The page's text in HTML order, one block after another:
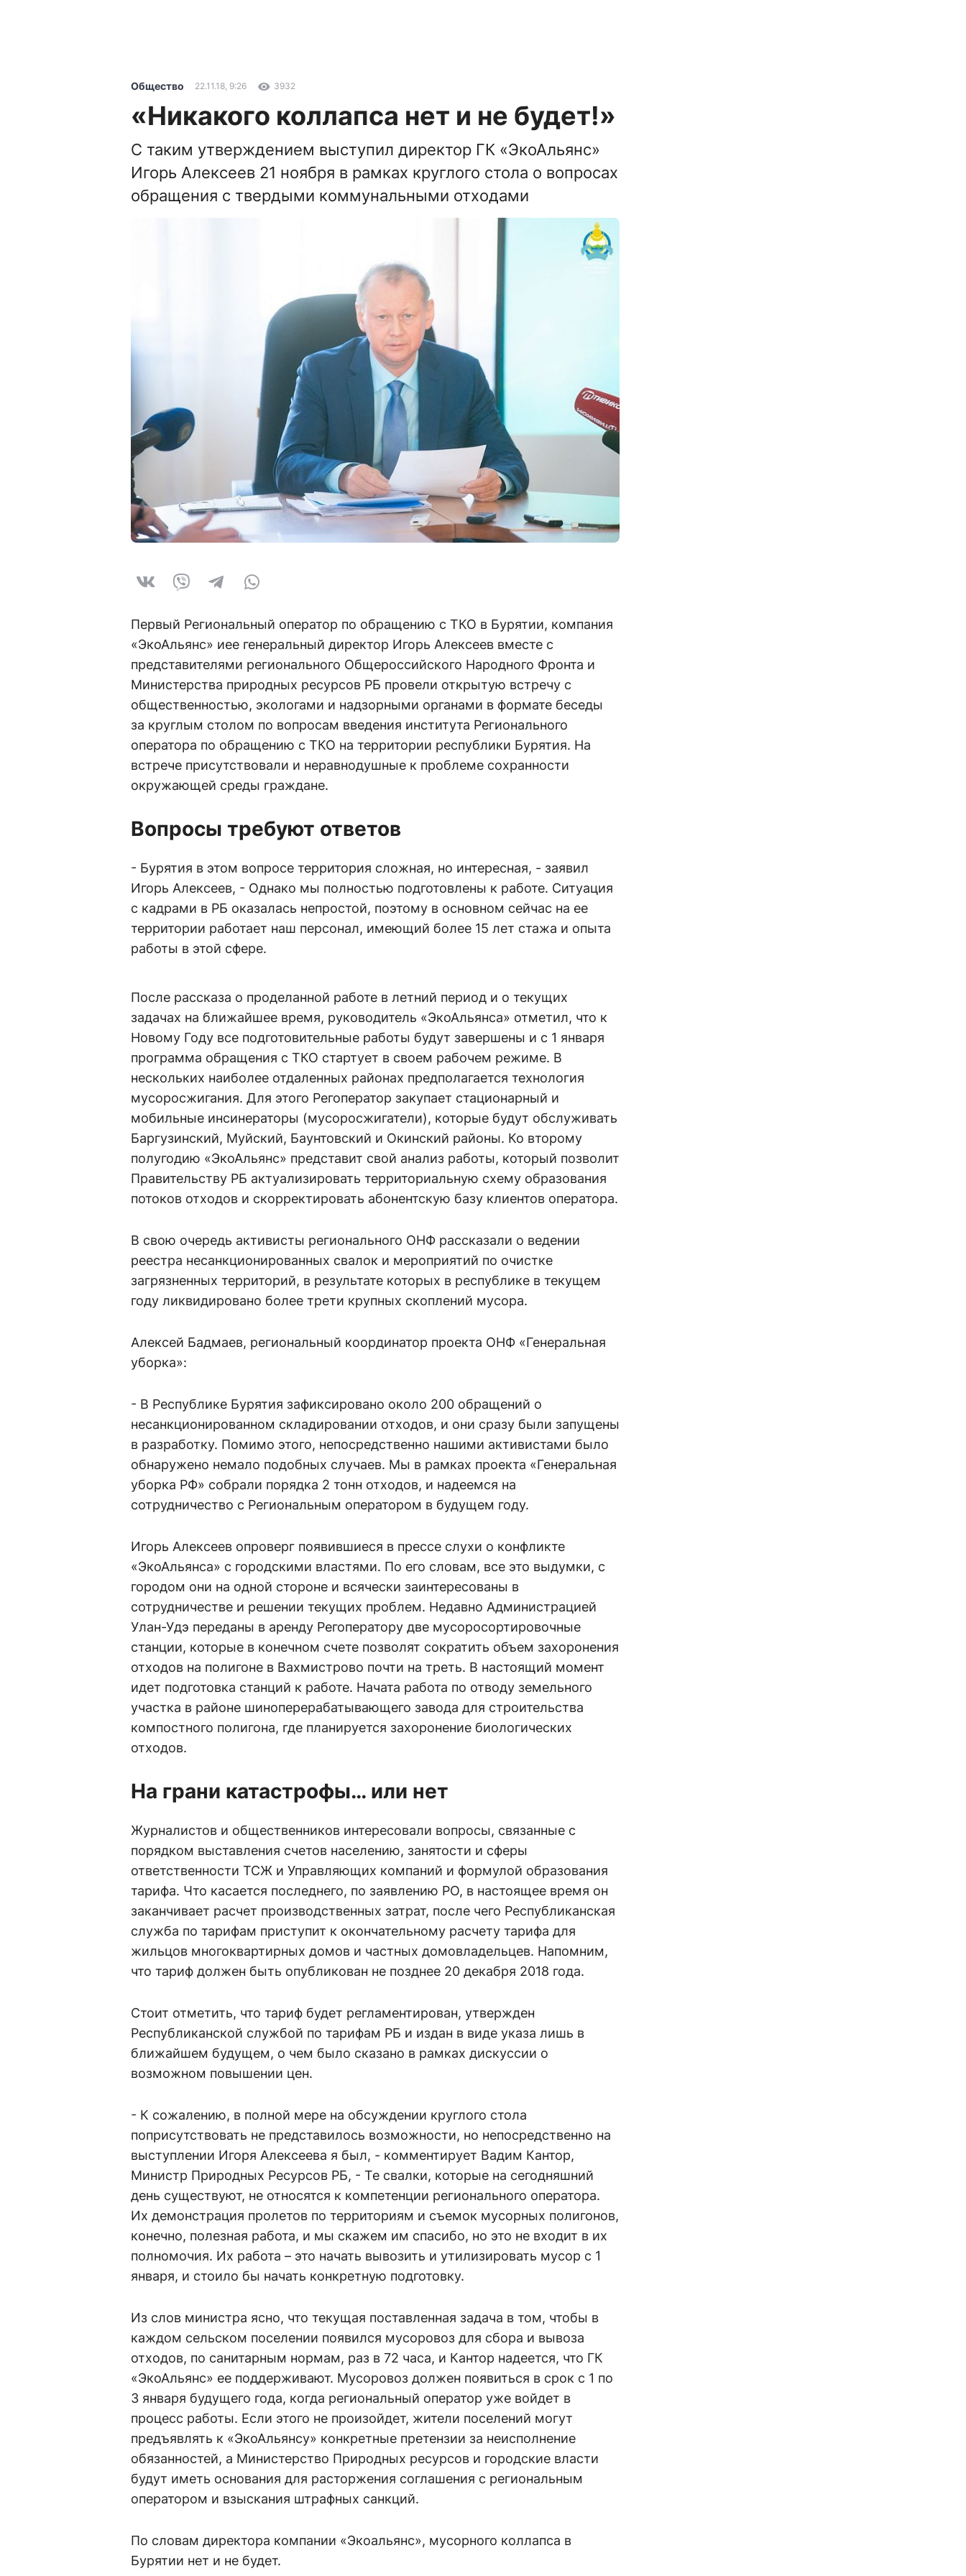
Общество 22.11.18, 9:26 3932
«Никакого коллапса нет и не будет!»
С таким утверждением выступил директор ГК «ЭкоАльянс»
Игорь Алексеев 21 ноября в рамках круглого стола о вопросах
обращения с твердыми коммунальными отходами
Первый Региональный оператор по обращению с ТКО в Бурятии, компания
«ЭкоАльянс» иее генеральный директор Игорь Алексеев вместе с
представителями регионального Общероссийского Народного Фронта и
Министерства природных ресурсов РБ провели открытую встречу с
общественностью, экологами и надзорными органами в формате беседы
за круглым столом по вопросам введения института Регионального
оператора по обращению с ТКО на территории республики Бурятия. На
встрече присутствовали и неравнодушные к проблеме сохранности
окружающей среды граждане.
Вопросы требуют ответов
- Бурятия в этом вопросе территория сложная, но интересная, - заявил
Игорь Алексеев, - Однако мы полностью подготовлены к работе. Ситуация
с кадрами в РБ оказалась непростой, поэтому в основном сейчас на ее
территории работает наш персонал, имеющий более 15 лет стажа и опыта
работы в этой сфере.
После рассказа о проделанной работе в летний период и о текущих
задачах на ближайшее время, руководитель «ЭкоАльянса» отметил, что к
Новому Году все подготовительные работы будут завершены и с 1 января
программа обращения с ТКО стартует в своем рабочем режиме. В
нескольких наиболее отдаленных районах предполагается технология
мусоросжигания. Для этого Регоператор закупает стационарный и
мобильные инсинераторы (мусоросжигатели), которые будут обслуживать
Баргузинский, Муйский, Баунтовский и Окинский районы. Ко второму
полугодию «ЭкоАльянс» представит свой анализ работы, который позволит
Правительству РБ актуализировать территориальную схему образования
потоков отходов и скорректировать абонентскую базу клиентов оператора.
В свою очередь активисты регионального ОНФ рассказали о ведении
реестра несанкционированных свалок и мероприятий по очистке
загрязненных территорий, в результате которых в республике в текущем
году ликвидировано более трети крупных скоплений мусора.
Алексей Бадмаев, региональный координатор проекта ОНФ «Генеральная
уборка»:
- В Республике Бурятия зафиксировано около 200 обращений о
несанкционированном складировании отходов, и они сразу были запущены
в разработку. Помимо этого, непосредственно нашими активистами было
обнаружено немало подобных случаев. Мы в рамках проекта «Генеральная
уборка РФ» собрали порядка 2 тонн отходов, и надеемся на
сотрудничество с Региональным оператором в будущем году.
Игорь Алексеев опроверг появившиеся в прессе слухи о конфликте
«ЭкоАльянса» с городскими властями. По его словам, все это выдумки, с
городом они на одной стороне и всячески заинтересованы в
сотрудничестве и решении текущих проблем. Недавно Администрацией
Улан-Удэ переданы в аренду Регоператору две мусоросортировочные
станции, которые в конечном счете позволят сократить объем захоронения
отходов на полигоне в Вахмистрово почти на треть. В настоящий момент
идет подготовка станций к работе. Начата работа по отводу земельного
участка в районе шиноперерабатывающего завода для строительства
компостного полигона, где планируется захоронение биологических
отходов.
На грани катастрофы… или нет
Журналистов и общественников интересовали вопросы, связанные с
порядком выставления счетов населению, занятости и сферы
ответственности ТСЖ и Управляющих компаний и формулой образования
тарифа. Что касается последнего, по заявлению РО, в настоящее время он
заканчивает расчет производственных затрат, после чего Республиканская
служба по тарифам приступит к окончательному расчету тарифа для
жильцов многоквартирных домов и частных домовладельцев. Напомним,
что тариф должен быть опубликован не позднее 20 декабря 2018 года.
Стоит отметить, что тариф будет регламентирован, утвержден
Республиканской службой по тарифам РБ и издан в виде указа лишь в
ближайшем будущем, о чем было сказано в рамках дискуссии о
возможном повышении цен.
- К сожалению, в полной мере на обсуждении круглого стола
поприсутствовать не представилось возможности, но непосредственно на
выступлении Игоря Алексеева я был, - комментирует Вадим Кантор,
Министр Природных Ресурсов РБ, - Те свалки, которые на сегодняшний
день существуют, не относятся к компетенции регионального оператора.
Их демонстрация пролетов по территориям и съемок мусорных полигонов,
конечно, полезная работа, и мы скажем им спасибо, но это не входит в их
полномочия. Их работа – это начать вывозить и утилизировать мусор с 1
января, и стоило бы начать конкретную подготовку.
Из слов министра ясно, что текущая поставленная задача в том, чтобы в
каждом сельском поселении появился мусоровоз для сбора и вывоза
отходов, по санитарным нормам, раз в 72 часа, и Кантор надеется, что ГК
«ЭкоАльянс» ее поддерживают. Мусоровоз должен появиться в срок с 1 по
3 января будущего года, когда региональный оператор уже войдет в
процесс работы. Если этого не произойдет, жители поселений могут
предъявлять к «ЭкоАльянсу» конкретные претензии за неисполнение
обязанностей, а Министерство Природных ресурсов и городские власти
будут иметь основания для расторжения соглашения с региональным
оператором и взыскания штрафных санкций.
По словам директора компании «Экоальянс», мусорного коллапса в
Бурятии нет и не будет.